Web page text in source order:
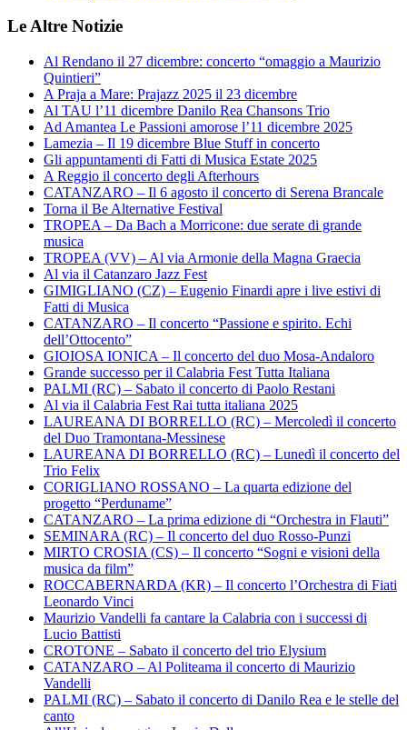
Le Altre Notizie
Al Rendano il 27 dicembre: concerto “omaggio a Maurizio
Quintieri”
A Praja a Mare: Prajazz 2025 il 23 dicembre
Al TAU l’11 dicembre Danilo Rea Chansons Trio
Ad Amantea Le Passioni amorose l’11 dicembre 2025
Lamezia – Il 19 dicembre Blue Stuff in concerto
Gli appuntamenti di Fatti di Musica Estate 2025
A Reggio il concerto degli Afterhours
CATANZARO – Il 6 agosto il concerto di Serena Brancale
Torna il Be Alternative Festival
TROPEA – Da Bach a Morricone: due serate di grande
musica
TROPEA (VV) – Al via Armonie della Magna Graecia
Al via il Catanzaro Jazz Fest
GIMIGLIANO (CZ) – Eugenio Finardi apre i live estivi di
Fatti di Musica
CATANZARO – Il concerto “Passione e spirito. Echi
dell’Ottocento”
GIOIOSA IONICA – Il concerto del duo Mosa-Andaloro
Grande successo per il Calabria Fest Tutta Italiana
PALMI (RC) – Sabato il concerto di Paolo Restani
Al via il Calabria Fest Rai tutta italiana 2025
LAUREANA DI BORRELLO (RC) – Mercoledì il concerto
del Duo Tramontana-Messinese
LAUREANA DI BORRELLO (RC) – Lunedì il concerto del
Trio Felix
CORIGLIANO ROSSANO – La quarta edizione del
progetto “Perduname”
CATANZARO – La prima edizione di “Orchestra in Flauti”
SEMINARA (RC) – Il concerto del duo Rosso-Punzi
MIRTO CROSIA (CS) – Il concerto “Sogni e visioni della
musica da film”
ROCCABERNARDA (KR) – Il concerto l’Orchestra di Fiati
Leonardo Vinci
Maurizio Vandelli fa cantare la Calabria con i successi di
Lucio Battisti
CROTONE – Sabato il concerto del trio Elysium
CATANZARO – Al Politeama il concerto di Maurizio
Vandelli
PALMI (RC) – Sabato il concerto di Danilo Rea e le stelle del
canto